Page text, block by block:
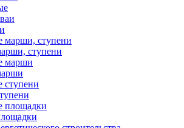
ступени